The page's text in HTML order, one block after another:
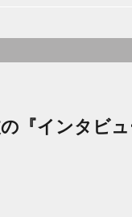
『インタビュ